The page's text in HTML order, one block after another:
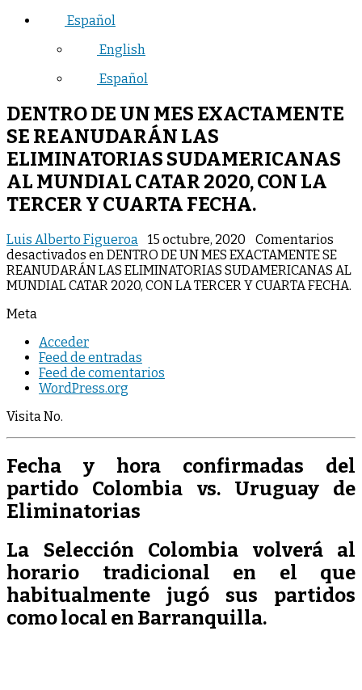
Español
English
Español
DENTRO DE UN MES EXACTAMENTE
SE REANUDARÁN LAS
ELIMINATORIAS SUDAMERICANAS
AL MUNDIAL CATAR 2020, CON LA
TERCER Y CUARTA FECHA.
Luis Alberto Figueroa 15 octubre, 2020
Comentarios
desactivados en DENTRO DE UN MES EXACTAMENTE SE
REANUDARÁN LAS ELIMINATORIAS SUDAMERICANAS AL
MUNDIAL CATAR 2020, CON LA TERCER Y CUARTA FECHA.
Meta
Acceder
Feed de entradas
Feed de comentarios
WordPress.org
Visita No.
Fecha y hora confirmadas del
partido Colombia vs. Uruguay de
Eliminatorias
La Selección Colombia volverá al
horario tradicional en el que
habitualmente jugó sus partidos
como local en Barranquilla.